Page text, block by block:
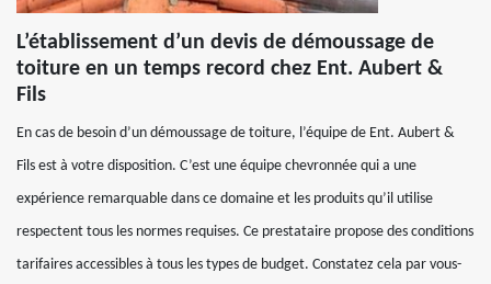
L’établissement d’un devis de démoussage de
toiture en un temps record chez Ent. Aubert &
Fils
En cas de besoin d’un démoussage de toiture, l’équipe de Ent. Aubert &
Fils est à votre disposition. C’est une équipe chevronnée qui a une
expérience remarquable dans ce domaine et les produits qu’il utilise
respectent tous les normes requises. Ce prestataire propose des conditions
tarifaires accessibles à tous les types de budget. Constatez cela par vous-